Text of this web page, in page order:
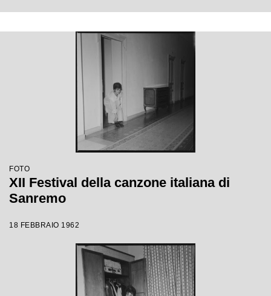
FOTO
XII Festival della canzone italiana di
Sanremo
18 FEBBRAIO 1962